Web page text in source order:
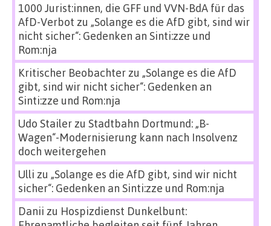
1000 Jurist:innen, die GFF und VVN-BdA für das
AfD-Verbot zu „Solange es die AfD gibt, sind wir
nicht sicher“: Gedenken an Sinti:zze und
Rom:nja
Kritischer Beobachterzu „Solange es die AfD
gibt, sind wir nicht sicher“: Gedenken an
Sinti:zze und Rom:nja
Udo Stailerzu Stadtbahn Dortmund: „B-
Wagen“-Modernisierung kann nach Insolvenz
doch weitergehen
Ulli zu „Solange es die AfD gibt, sind wir nicht
sicher“: Gedenken an Sinti:zze und Rom:nja
Danii zu Hospizdienst Dunkelbunt: